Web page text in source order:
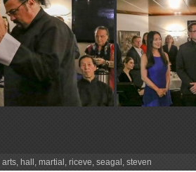
arts, hall , martial , riceve, seagal , steven